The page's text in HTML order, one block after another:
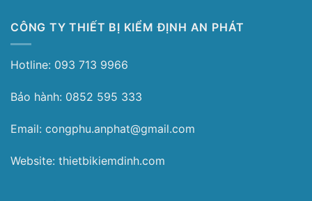
CÔNG TY THIẾT BỊ KIỂM ĐỊNH AN PHÁT
Hotline: 093 713 9966
Bảo hành: 0852 595 333
Email: congphu.anphat@gmail.com
Website: thietbikiemdinh.com